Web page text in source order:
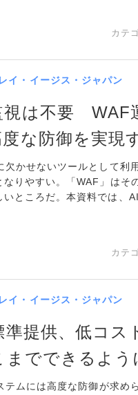
カテ
イ・イージス・ジャパン
視は不要 WAF
な防御を実現
かせないツールとして利
りやすい。「WAF」はそ
ところだ。本資料では、
カテ
イ・イージス・ジャパン
提供、低コス
でできるよう
ムには高度な防御が求め